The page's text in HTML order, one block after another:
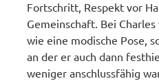
Fortschritt, Respekt vor
Gemeinschaft. Bei
wie eine modische Pose,
an der er auch dann
weniger anschlussfähig